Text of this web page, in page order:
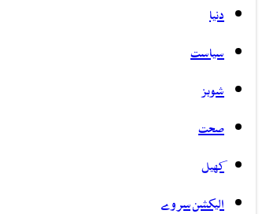
دنیا
سیاست
شوبز
صحت
کھیل
الیکشن سروے